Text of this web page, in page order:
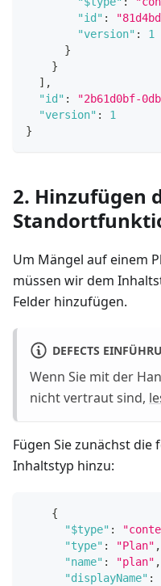
"id" :
"version" :
1
}
}
] ,
"id" : "2b61d0bf-
"version" :
1
}
2. Hinzufügen
Um Mängel auf einem
müssen wir dem
Felder hinzufügen.
DEFECTS
Wenn Sie mit der
nicht vertraut sind,
Fügen Sie zunächst
Inhaltstyp hinzu:
{
"$type" :
"type" : "Plan" ,
"name" : "plan" ,
"displayName" :